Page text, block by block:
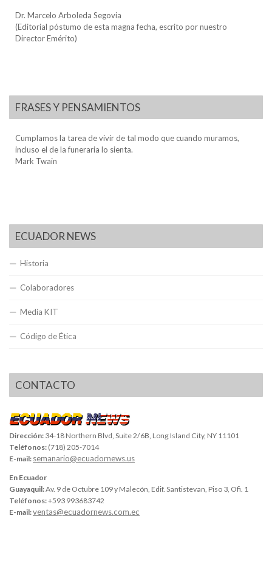
Dr. Marcelo Arboleda Segovia
(Editorial póstumo de esta magna fecha, escrito por nuestro
Director Emérito)
FRASES Y PENSAMIENTOS
Cumplamos la tarea de vivir de tal modo que cuando muramos,
incluso el de la funeraria lo sienta.
Mark Twain
ECUADOR NEWS
Historia
Colaboradores
Media KIT
Código de Ética
CONTACTO
Dirección: 34-18 Northern Blvd, Suite 2/6B, Long Island City, NY 11101
Teléfonos: (718) 205-7014
E-mail: semanario@ecuadornews.us
En Ecuador
Guayaquil:Av. 9 de Octubre 109 y Malecón, Edif. Santistevan, Piso 3, Ofi. 1
Teléfonos:+593 993683742
E-mail:ventas@ecuadornews.com.ec